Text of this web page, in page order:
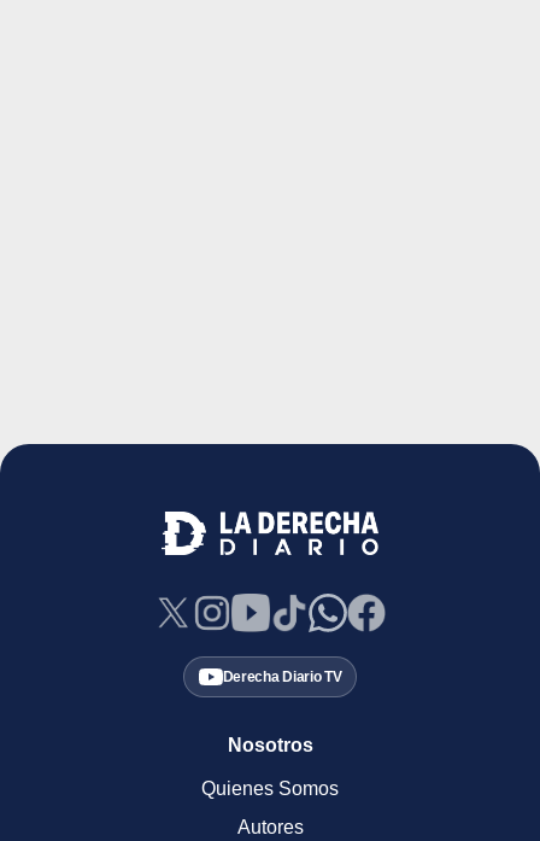
Derecha Diario TV
Nosotros
Quienes Somos
Autores